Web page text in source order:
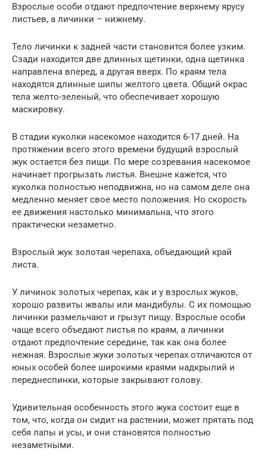
Взрослые особи отдают предпочтение верхнему ярусу
листьев, а личинки – нижнему.
Тело личинки к задней части становится более узким.
Сзади находится две длинных щетинки, одна щетинка
направлена вперед, а другая вверх. По краям тела
находятся длинные шипы желтого цвета. Общий окрас
тела желто-зеленый, что обеспечивает хорошую
маскировку.
В стадии куколки насекомое находится 6-17 дней. На
протяжении всего этого времени будущий взрослый
жук остается без пищи. По мере созревания насекомое
начинает прогрызать листья. Внешне кажется, что
куколка полностью неподвижна, но на самом деле она
медленно меняет свое место положения. Но скорость
ее движения настолько минимальна, что этого
практически незаметно.
Взрослый жук золотая черепаха, объедающий край
листа.
У личинок золотых черепах, как и у взрослых жуков,
хорошо развиты жвалы или мандибулы. С их помощью
личинки размельчают и грызут пищу. Взрослые особи
чаще всего объедают листья по краям, а личинки
отдают предпочтение середине, так как она более
нежная. Взрослые жуки золотых черепах отличаются от
юных особей более широкими краями надкрылий и
переднеспинки, которые закрывают голову.
Удивительная особенность этого жука состоит еще в
том, что, когда он сидит на растении, может прятать под
себя лапы и усы, и они становятся полностью
незаметными.